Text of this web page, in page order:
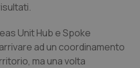
Unit Hub e Spoke
ad un coordinamento
ma una volta